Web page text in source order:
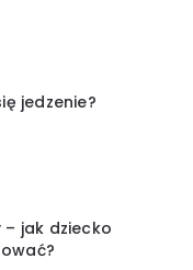
jedzenie?
– jak dziecko